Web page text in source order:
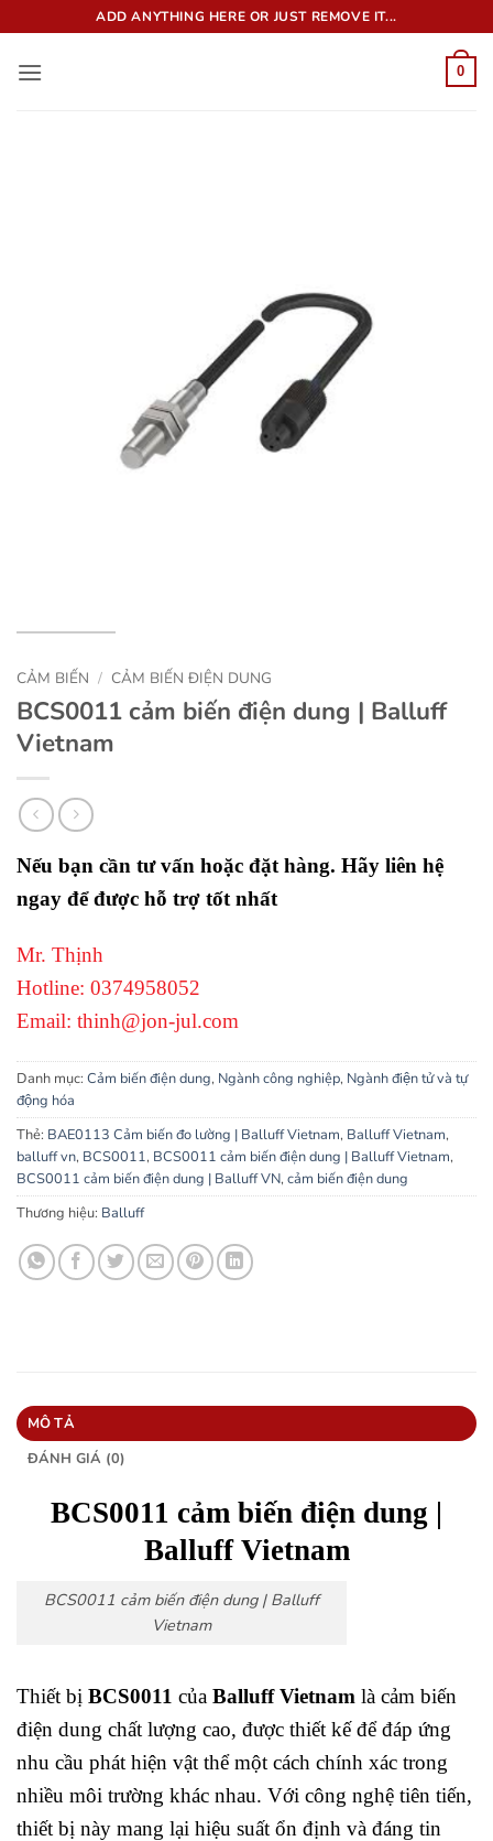
qua
nội
ADD ANYTHING HERE OR JUST REMOVE IT...
0
CẢM BIẾN / CẢM BIẾN ĐIỆN DUNG
BCS0011 cảm biến điện dung | Balluff
Vietnam
Nếu bạn cần tư vấn hoặc đặt hàng. Hãy liên hệ
ngay để được hỗ trợ tốt nhất
Mr. Thịnh
Hotline: 0374958052
Email: thinh@jon-jul.com
Danh mục: Cảm biến điện dung, Ngành công nghiệp, Ngành điện tử và tự
động hóa
Thẻ: BAE0113 Cảm biến đo lường | Balluff Vietnam, Balluff Vietnam,
balluff vn, BCS0011, BCS0011 cảm biến điện dung | Balluff Vietnam,
BCS0011 cảm biến điện dung | Balluff VN, cảm biến điện dung
Thương hiệu: Balluff
MÔ TẢ
ĐÁNH GIÁ (0)
BCS0011 cảm biến điện dung |
Balluff Vietnam
BCS0011 cảm biến điện dung | Balluff
Vietnam
Thiết bị BCS0011 của Balluff Vietnam là cảm biến
điện dung chất lượng cao, được thiết kế để đáp ứng
nhu cầu phát hiện vật thể một cách chính xác trong
nhiều môi trường khác nhau. Với công nghệ tiên tiến,
thiết bị này mang lại hiệu suất ổn định và đáng tin